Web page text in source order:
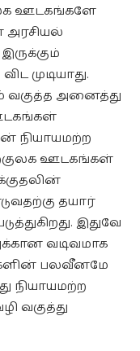
ஊடகங்களே
அரசியல்
முடியாது.
வகுத்த அனைத்து
நியாயமற்ற
ஊடகங்கள்
தயார்
இதுவே
வடிவமாக
பலவீனமே
நியாயமற்ற
வகுத்து